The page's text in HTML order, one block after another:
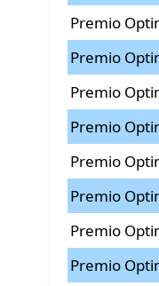
Premio
Premio
Premio
Premio
Premio
Premio
Premio
Premio